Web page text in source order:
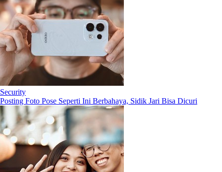
Security
Posting Foto Pose Seperti Ini Berbahaya, Sidik Jari Bisa Dicuri